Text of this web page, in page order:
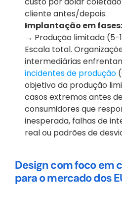
cliente antes/depois.
Implantação em fases:
→ Produção limitada (5-
Escala total.
intermediárias
incidentes de produção
objetivo da produção
casos extremos antes
consumidores que
inesperada, falhas de
real ou padrões de
Design com foco em
para o mercado dos